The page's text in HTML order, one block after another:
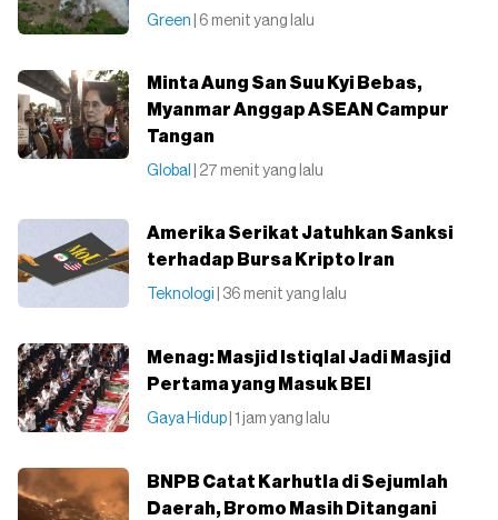
Green | 6 menit yang lalu
Minta Aung San Suu Kyi Bebas,
Myanmar Anggap ASEAN Campur
Tangan
Global | 27 menit yang lalu
Amerika Serikat Jatuhkan Sanksi
terhadap Bursa Kripto Iran
Teknologi | 36 menit yang lalu
Menag: Masjid Istiqlal Jadi Masjid
Pertama yang Masuk BEI
Gaya Hidup | 1 jam yang lalu
BNPB Catat Karhutla di Sejumlah
Daerah, Bromo Masih Ditangani